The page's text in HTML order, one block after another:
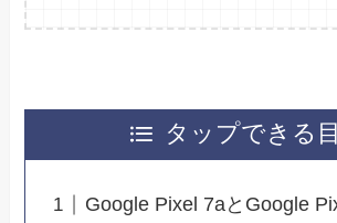
タップできる
Google Pixel 7aとGoogle